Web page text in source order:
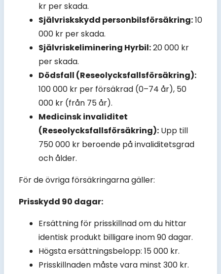
kr per skada.
Självriskskydd personbilsförsäkring:10
000 kr per skada.
Självriskeliminering Hyrbil:20 000 kr
per skada.
Dödsfall (Reseolycksfallsförsäkring):
100 000 kr per försäkrad (0–74 år), 50
000 kr (från 75 år).
Medicinsk invaliditet
(Reseolycksfallsförsäkring): Upp till
750 000 kr beroende på invaliditetsgrad
och ålder.
För de övriga försäkringarna gäller:
Prisskydd 90 dagar:
Ersättning för prisskillnad om du hittar
identisk produkt billigare inom 90 dagar.
Högsta ersättningsbelopp: 15 000 kr.
Prisskillnaden måste vara minst 300 kr.